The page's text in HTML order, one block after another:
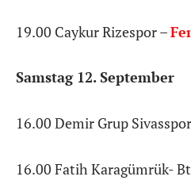
19.00 Caykur Rizespor –
Samstag 12. September
16.00 Demir Grup
16.00 Fatih Karagümrük-